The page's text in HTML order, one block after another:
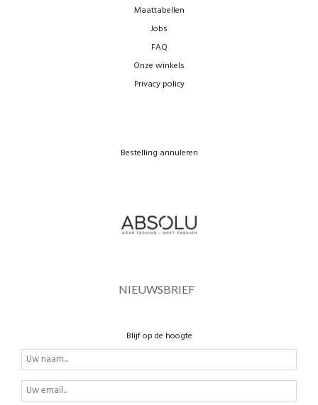
Maattabellen
Jobs
FAQ
Onze winkels
Privacy policy
Bestelling annuleren
NIEUWSBRIEF
Blijf op de hoogte